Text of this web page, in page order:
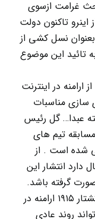
بحث غرامت ازسوی
اینرو تاکنون دولت
کشتار ۱۹۱۵ ارامنه بعنوان نسل کشی از
تائید این موضوع
ارامنه در اینترنت
سازی مناسبات
عبدا… گل رئیس
مسابقه تیم های
شده است . از
دارد انتشار این
گرفته باشد.
واقعیت این است که طرح شدن مساله کشتار ۱۹۱۵ ارامنه در
روند عادی